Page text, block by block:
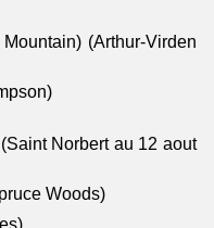
(Arthur-Virden
Norbert au 12 aout
Woods)